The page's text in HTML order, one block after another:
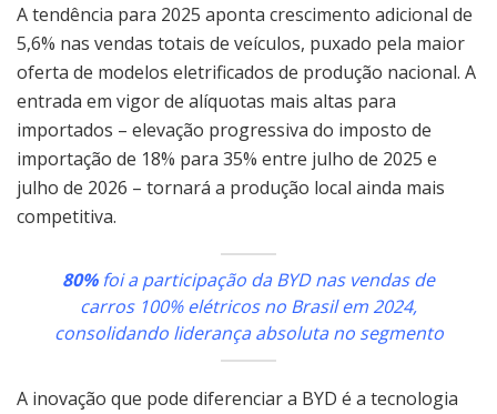
A tendência para 2025 aponta crescimento adicional de
5,6% nas vendas totais de veículos, puxado pela maior
oferta de modelos eletrificados de produção nacional. A
entrada em vigor de alíquotas mais altas para
importados – elevação progressiva do imposto de
importação de 18% para 35% entre julho de 2025 e
julho de 2026 – tornará a produção local ainda mais
competitiva.
80%foi a participação da BYD nas vendas de
carros 100% elétricos no Brasil em 2024,
consolidando liderança absoluta no segmento
A inovação que pode diferenciar a BYD é a tecnologia